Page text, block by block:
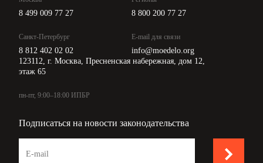
8 499 009 77 27
Санкт-Петербург
8 812 402 02 02
8 800 200 77 27
E-mail для связи
info@moedelo.org
123112, г. Москва, Пресненская набережная, дом 12,
этаж 65
пн-пт, 9:00–18:00 ИПБР
Подписаться на новости законодательства